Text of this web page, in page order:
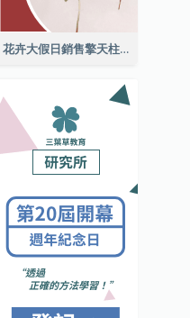
花卉大假日銷售擎天柱廣告